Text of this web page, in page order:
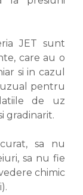
JET sunt
care au o
si in cazul
uzual pentru
de uz
gradinarit.
sa nu
sa nu fie
chimic